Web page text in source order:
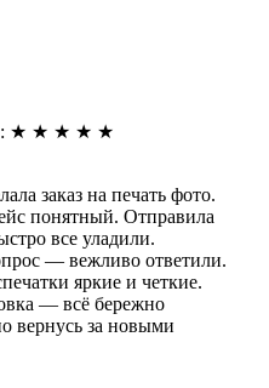
: ★ ★ ★ ★ ★
заказ на печать фото.
понятный. Отправила
все уладили.
— вежливо ответили.
яркие и четкие.
— всё бережно
вернусь за новыми